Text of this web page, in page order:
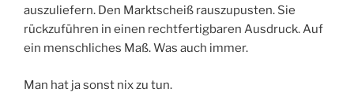
auszuliefern. Den Marktscheiß rauszupusten. Sie
rückzuführen in einen rechtfertigbaren Ausdruck. Auf
ein menschliches Maß. Was auch immer.
Man hat ja sonst nix zu tun.